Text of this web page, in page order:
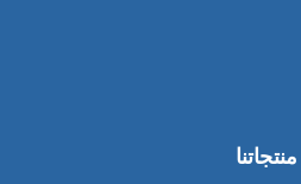
منتجاتنا